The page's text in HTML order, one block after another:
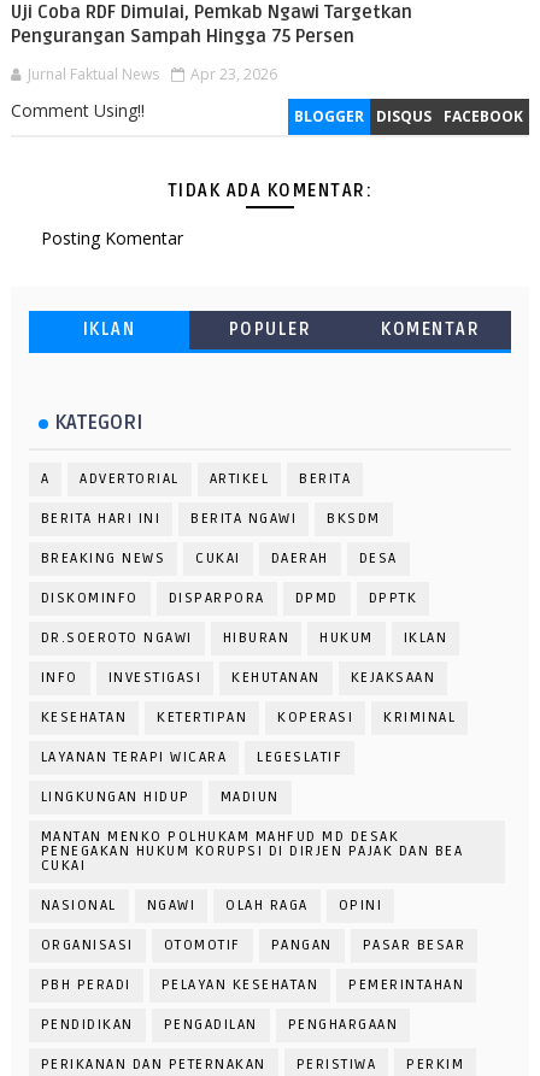
Uji Coba RDF Dimulai, Pemkab Ngawi Targetkan
Pengurangan Sampah Hingga 75 Persen
Jurnal Faktual News Apr 23, 2026
BLOGGER DISQUS FACEBOOK
Comment Using!!
TIDAK ADA KOMENTAR:
Posting Komentar
IKLAN POPULER KOMENTAR
KATEGORI
A ADVERTORIAL ARTIKEL BERITA
BERITA HARI INI BERITA NGAWI BKSDM
BREAKING NEWS CUKAI DAERAH DESA
DISKOMINFO DISPARPORA DPMD DPPTK
DR.SOEROTO NGAWI HIBURAN HUKUM IKLAN
INFO INVESTIGASI KEHUTANAN KEJAKSAAN
KESEHATAN KETERTIPAN KOPERASI KRIMINAL
LAYANAN TERAPI WICARA LEGESLATIF
LINGKUNGAN HIDUP MADIUN
MANTAN MENKO POLHUKAM MAHFUD MD DESAK
PENEGAKAN HUKUM KORUPSI DI DIRJEN PAJAK DAN BEA
CUKAI
NASIONAL NGAWI OLAH RAGA OPINI
ORGANISASI OTOMOTIF PANGAN PASAR BESAR
PBH PERADI PELAYAN KESEHATAN PEMERINTAHAN
PENDIDIKAN PENGADILAN PENGHARGAAN
PERIKANAN DAN PETERNAKAN PERISTIWA PERKIM